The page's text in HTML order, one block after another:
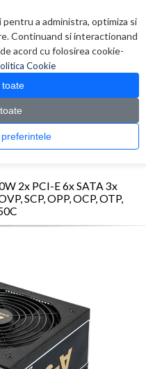
a administra, optimiza si
Continuand si interactionand
acord cu folosirea cookie-
Cookie
toate
Administreaza preferintele
0 produs(e)
Sursa Modulara Chieftec A-90 650W 2x PCI-
2x PCI-E 6x SATA 3x
SCP, OPP, OCP, OTP,